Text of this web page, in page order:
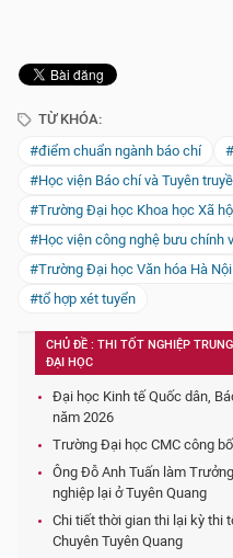
TỪ KHÓA:
#điểm chuẩn ngành báo chí
#Học viện Báo chí và Tuyên
#Trường Đại học Khoa học Xã
#Học viện công nghệ bưu chính
#Trường Đại học Văn hóa Hà Nội
#tổ hợp xét tuyển
CHỦ ĐỀ : THI TỐT NGHIỆP
ĐẠI HỌC
Đại học Kinh tế Quốc dân,
năm 2026
Trường Đại học CMC công
Ông Đỗ Anh Tuấn làm
nghiệp lại ở Tuyên Quang
Chi tiết thời gian thi lại kỳ thi
Chuyên Tuyên Quang